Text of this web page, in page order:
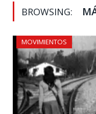
BROWSING:
MOVIMIENTOS